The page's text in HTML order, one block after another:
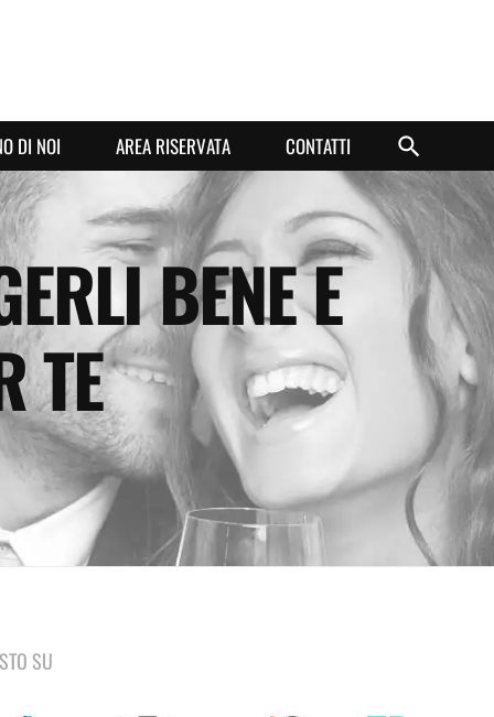
DI NOI AREA RISERVATA CONTATTI
BENE E
TE
SU